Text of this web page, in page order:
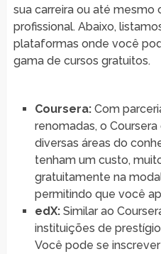
sua carreira ou até mesmo
profissional. Abaixo,
plataformas onde você
gama de cursos gratuitos.
Coursera:Com
renomadas, o
diversas áreas do
tenham um custo,
gratuitamente na
permitindo que você
edX:Similar ao
instituições de
Você pode se